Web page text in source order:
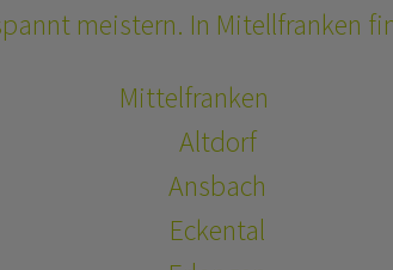
meistern. In Mitellfranken
Mittelfranken
Altdorf
Ansbach
Eckental